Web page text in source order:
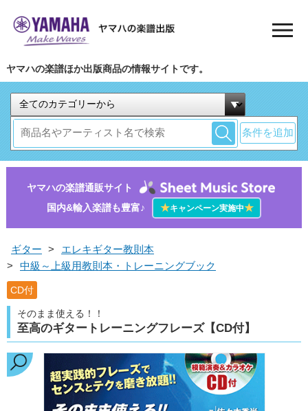
ヤマハの楽譜ほか出版商品の情報サイトです。
条件を追加
ヤマハの楽譜通販サイト
国内&輸入楽譜も豊富♪
★キャンペーン実施中★
ギター >
エレキギター教則本
>
中級～上級用教則本・トレーニングブック
CD付
そのまま使える！！
至高のギタートレーニングフレーズ【CD付】